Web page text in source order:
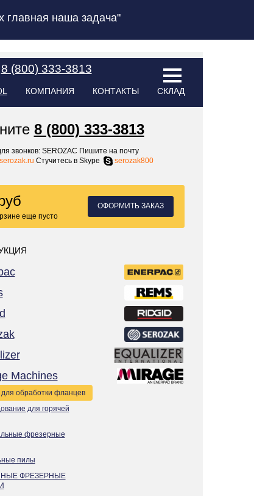
главная наша задача"
8 (800) 333-3813
КОМПАНИЯ КОНТАКТЫ СКЛАД
8 (800) 333-3813
звонков: SEROZAC Пишите на почту
Стучитесь в Skype serozak800
еще пусто
ОФОРМИТЬ ЗАКАЗ
Machines
обработки фланцев
для горячей
фрезерные
пилы
ФРЕЗЕРНЫЕ